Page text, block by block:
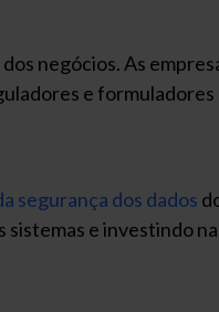
negócios. As
e
segurança dos dados
e investindo